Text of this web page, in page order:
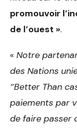
promouvoir
de l’ouest ».
« Notre
des Nations
‘’Better Than
paiements par
de faire passer